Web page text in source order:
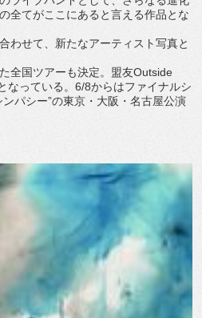
全てがここにあると言える作品とな
わせて、新たなアーティスト写真と
全国ツアーも決定。盟友Outside
なっている。6/8からはファイナルシ
パシー”の東京・大阪・名古屋公演